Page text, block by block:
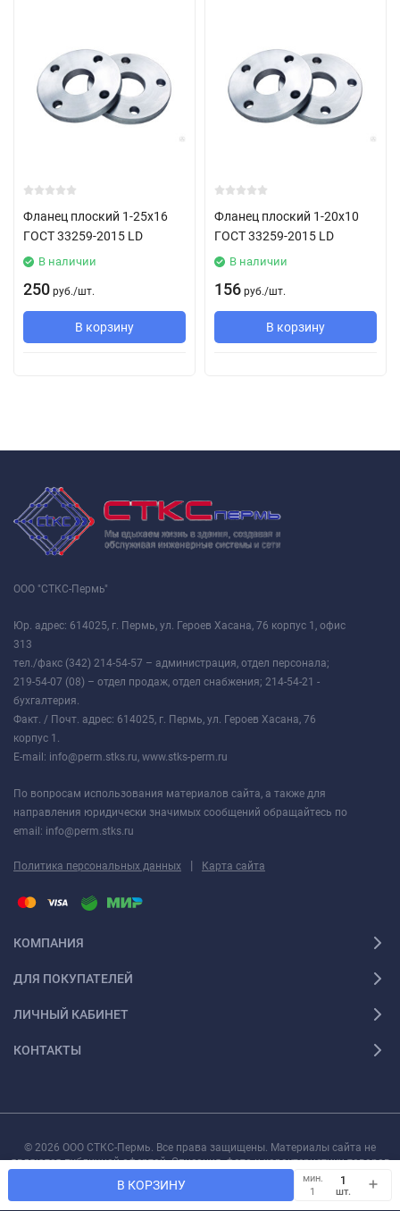
В КОРЗИНУ
мин.
1
шт.
Фланец плоский 1-25х16
ГОСТ 33259-2015 LD
В наличии
250 руб./шт.
В корзину
Фланец плоский 1-20х10
ГОСТ 33259-2015 LD
В наличии
156 руб./шт.
В корзину
ООО "СТКС-Пермь"
Юр. адрес: 614025, г. Пермь, ул. Героев Хасана, 76 корпус 1, офис
313
тел./факс (342) 214-54-57 – администрация, отдел персонала;
219-54-07 (08) – отдел продаж, отдел снабжения; 214-54-21 -
бухгалтерия.
Факт. / Почт. адрес: 614025, г. Пермь, ул. Героев Хасана, 76
корпус 1.
E-mail: info@perm.stks.ru, www.stks-perm.ru
По вопросам использования материалов сайта, а также для
направления юридически значимых сообщений обращайтесь по
email: info@perm.stks.ru
Политика персональных данных | Карта сайта
КОМПАНИЯ
ДЛЯ ПОКУПАТЕЛЕЙ
ЛИЧНЫЙ КАБИНЕТ
КОНТАКТЫ
© 2026 ООО СТКС-Пермь. Все права защищены. Материалы сайта не
являются публичной офертой. Описания, фото и характеристики товаров
могут быть изменены производителем без предварительного уведомления.